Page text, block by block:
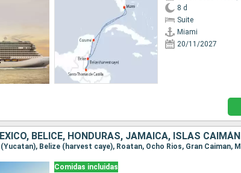
8 d
Suite
Miami
20/11/2027
BELICE, HONDURAS, JAMAICA, ISLAS CAIMÁN
Comidas incluidas